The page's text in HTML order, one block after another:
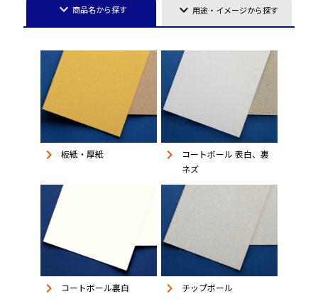
keyboard_arrow_down 商品名から探す keyboard_arrow_down用途・イメージから探す
keyboard_arrow_right 板紙・厚紙 keyboard_arrow_right
コートボール 表白、裏
ネズ
keyboard_arrow_right コートボール裏白 keyboard_arrow_right チップボール